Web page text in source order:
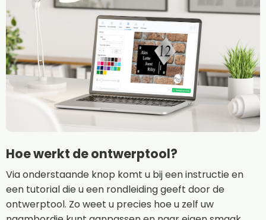
Hoe werkt de ontwerptool?
Via onderstaande knop komt u bij een instructie en
een tutorial die u een rondleiding geeft door de
ontwerptool. Zo weet u precies hoe u zelf uw